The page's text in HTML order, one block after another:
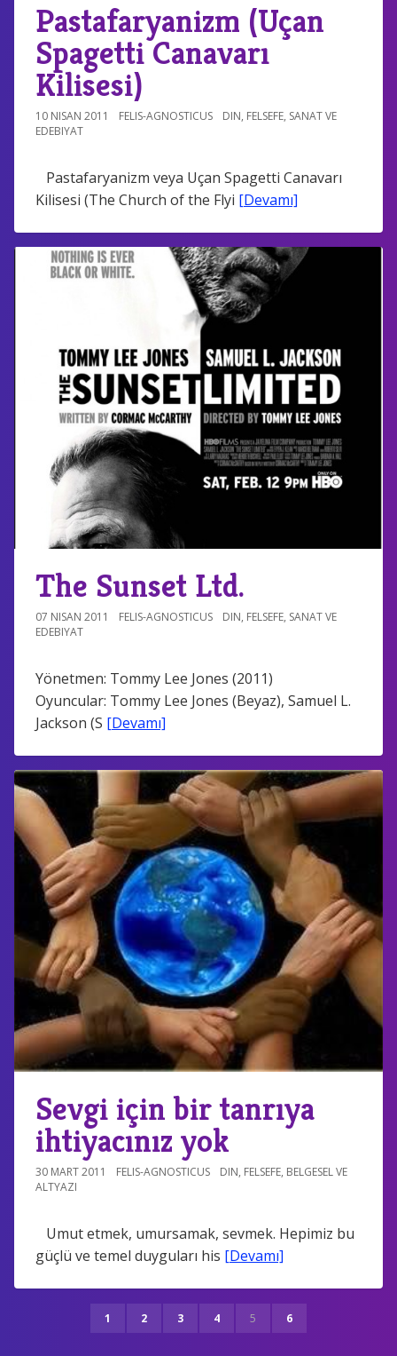
Pastafaryanizm (Uçan
Spagetti Canavarı
Kilisesi)
10 NISAN 2011 FELIS-AGNOSTICUS DIN, FELSEFE, SANAT VE
EDEBIYAT
Pastafaryanizm veya Uçan Spagetti Canavarı
Kilisesi (The Church of the Flyi [Devamı]
The Sunset Ltd.
07 NISAN 2011 FELIS-AGNOSTICUS DIN, FELSEFE, SANAT VE
EDEBIYAT
Yönetmen: Tommy Lee Jones (2011)
Oyuncular: Tommy Lee Jones (Beyaz), Samuel L.
Jackson (S [Devamı]
Sevgi için bir tanrıya
ihtiyacınız yok
30 MART 2011 FELIS-AGNOSTICUS DIN, FELSEFE, BELGESEL VE
ALTYAZI
Umut etmek, umursamak, sevmek. Hepimiz bu
güçlü ve temel duyguları his [Devamı]
1 2 3 4 5 6